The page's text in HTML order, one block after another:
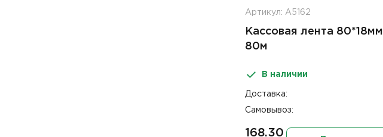
Артикул: А5162
Кассовая лента 80*18мм
80м
В наличии
Доставка:
Самовывоз:
168.30